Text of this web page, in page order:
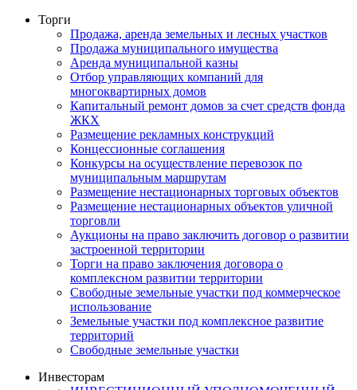
Торги
Продажа, аренда земельных и лесных участков
Продажа муниципального имущества
Аренда муниципальной казны
Отбор управляющих компаний для
многоквартирных домов
Капитальный ремонт домов за счет средств фонда
ЖКХ
Размещение рекламных конструкций
Концессионные соглашения
Конкурсы на осуществление перевозок по
муниципальным маршрутам
Размещение нестационарных торговых объектов
Размещение нестационарных объектов уличной
торговли
Аукционы на право заключить договор о развитии
застроенной территории
Торги на право заключения договора о
комплексном развитии территории
Свободные земельные участки под коммерческое
использование
Земельные участки под комплексное развитие
территорий
Свободные земельные участки
Инвесторам